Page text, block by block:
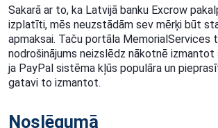
Sakarā ar to, ka Latvijā banku Excrow
izplatīti, mēs neuzstādām sev mērķi būt
apmaksai. Taču portāla MemorialServices
nodrošinājums neizslēdz nākotnē izmantot
ja PayPal sistēma kļūs populāra un
gatavi to izmantot.
Noslēgumā